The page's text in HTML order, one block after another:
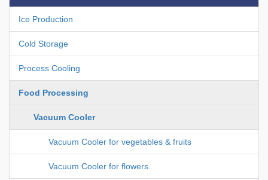
Ice Production
Cold Storage
Process Cooling
Food Processing
Vacuum Cooler
Vacuum Cooler for vegetables & fruits
Vacuum Cooler for flowers